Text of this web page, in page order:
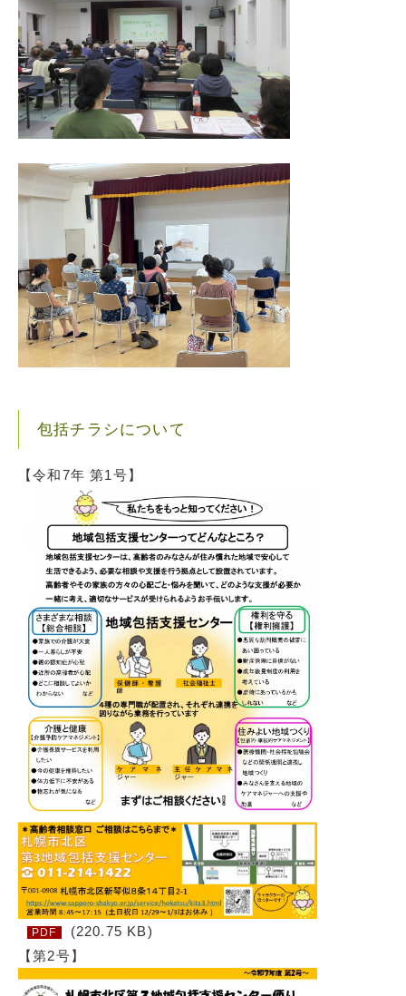
包括チラシについて
【令和7年 第1号】
PDF
(220.75 KB)
【第2号】